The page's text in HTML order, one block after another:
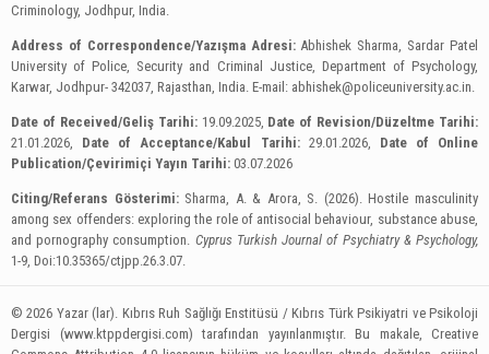
Criminology, Jodhpur, India.
Address of Correspondence/Yazışma Adresi:Abhishek Sharma, Sardar Patel
University of Police, Security and Criminal Justice, Department of Psychology,
Karwar, Jodhpur- 342037, Rajasthan, India. E-mail: abhishek@policeuniversity.ac.in.
Date of Received/Geliş Tarihi: 19.09.2025, Date of Revision/Düzeltme Tarihi:
21.01.2026, Date of Acceptance/Kabul Tarihi: 29.01.2026, Date of Online
Publication/Çevirimiçi Yayın Tarihi: 03.07.2026
Citing/Referans Gösterimi:Sharma, A. & Arora, S. (2026). Hostile masculinity
among sex offenders: exploring the role of antisocial behaviour, substance abuse,
and pornography consumption. Cyprus Turkish Journal of Psychiatry & Psychology,
1-9, Doi:10.35365/ctjpp.26.3.07.
© 2026 Yazar (lar). Kıbrıs Ruh Sağlığı Enstitüsü / Kıbrıs Türk Psikiyatri ve Psikoloji
Dergisi (www.ktppdergisi.com) tarafından yayınlanmıştır. Bu makale, Creative